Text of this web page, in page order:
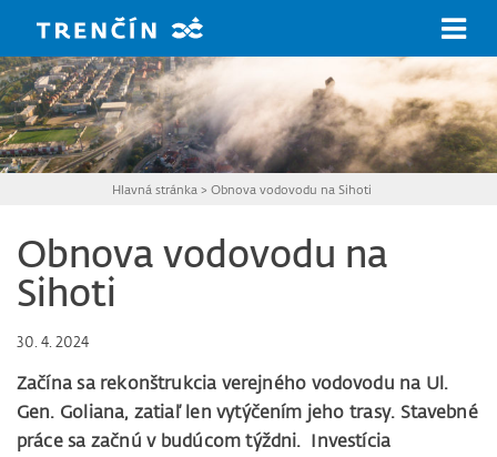
Hlavná stránka >Obnova vodovodu na Sihoti
Obnova vodovodu na
Sihoti
30. 4. 2024
Začína sa rekonštrukcia verejného vodovodu na Ul.
Gen. Goliana, zatiaľ len vytýčením jeho trasy. Stavebné
práce sa začnú v budúcom týždni. Investícia